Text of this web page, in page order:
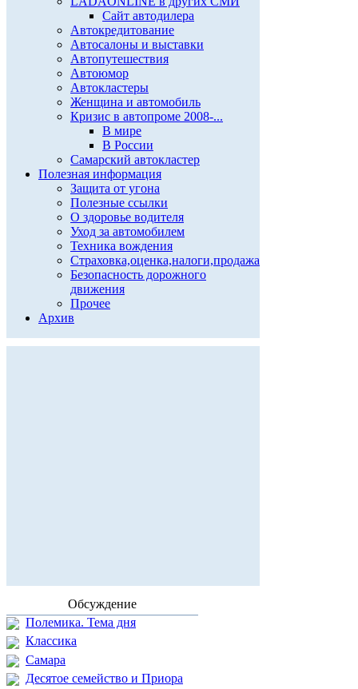
Сайт автодилера
Автокредитование
Автосалоны и выставки
Автопутешествия
Автоюмор
Автокластеры
Женщина и автомобиль
Кризис в автопроме 2008-...
В мире
В России
Самарский автокластер
Полезная информация
Защита от угона
Полезные ссылки
О здоровье водителя
Уход за автомобилем
Техника вождения
Страховка,оценка,налоги,продажа
Безопасность дорожного
движения
Прочее
Архив
Обсуждение
Полемика. Тема дня
Классика
Самара
Десятое семейство и Приора